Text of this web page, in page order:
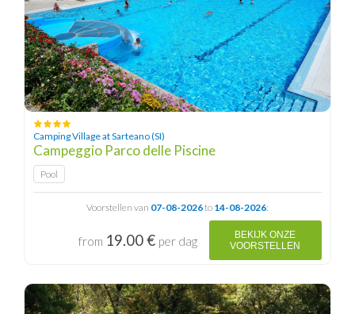
Camping Village at Sarteano (SI)
Campeggio Parco delle Piscine
Pool
Voorstellen van 07-08-2026to 14-08-2026:
from 19.00 € per dag
BEKIJK ONZE
VOORSTELLEN